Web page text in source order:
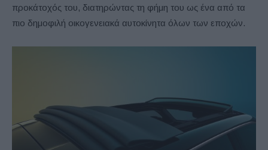
προκάτοχός του, διατηρώντας τη φήμη του ως ένα από τα
πιο δημοφιλή οικογενειακά αυτοκίνητα όλων των εποχών.